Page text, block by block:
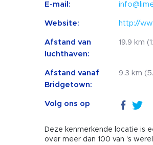
E-mail:
Website: http://
Afstand van
luchthaven:
19.9 km
Afstand vanaf
Bridgetown:
9.3 km
Volg ons op
Deze kenmerkende locatie is
over meer dan 100 van 's